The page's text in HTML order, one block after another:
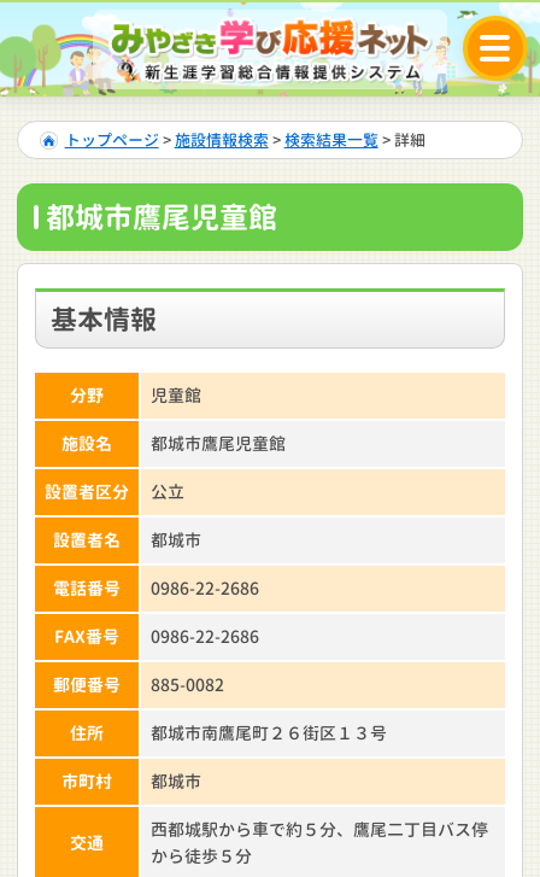
トップページ >施設情報検索 >検索結果一覧> 詳細
都城市鷹尾児童館
基本情報
分野 児童館
施設名 都城市鷹尾児童館
設置者区分 公立
設置者名 都城市
電話番号 0986-22-2686
FAX番号 0986-22-2686
郵便番号 885-0082
住所 都城市南鷹尾町２６街区１３号
市町村 都城市
交通
西都城駅から車で約５分、鷹尾二丁目バス停
から徒歩５分